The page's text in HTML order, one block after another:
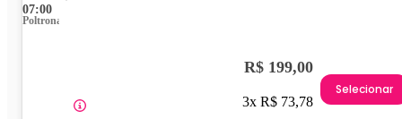
07:00
Poltrona
R$ 199,00
3x R$ 73,78
Selecionar